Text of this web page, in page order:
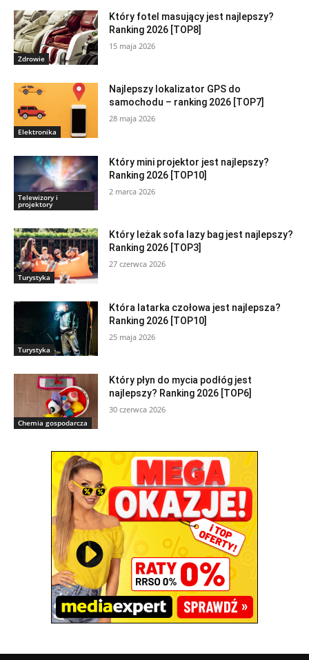
Zdrowie
Który fotel masujący jest najlepszy?
Ranking 2026 [TOP8]
15 maja 2026
Elektronika
Najlepszy lokalizator GPS do
samochodu – ranking 2026 [TOP7]
28 maja 2026
Telewizory i
projektory
Który mini projektor jest najlepszy?
Ranking 2026 [TOP10]
2 marca 2026
Turystyka
Który leżak sofa lazy bag jest najlepszy?
Ranking 2026 [TOP3]
27 czerwca 2026
Turystyka
Która latarka czołowa jest najlepsza?
Ranking 2026 [TOP10]
25 maja 2026
Chemia gospodarcza
Który płyn do mycia podłóg jest
najlepszy? Ranking 2026 [TOP6]
30 czerwca 2026